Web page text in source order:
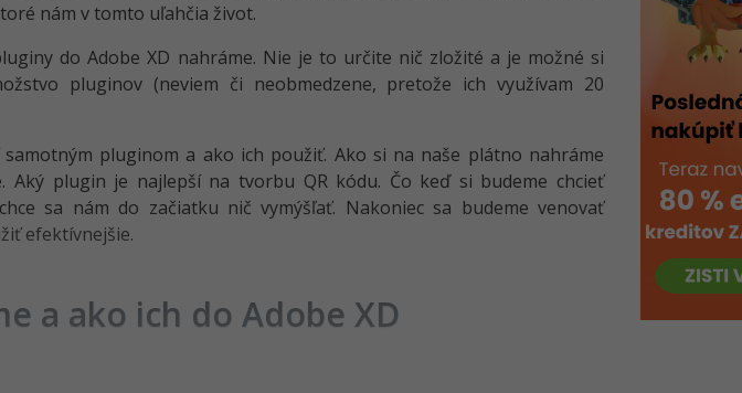
nám v tomto uľahčia život.
do Adobe XD nahráme. Nie je to určite nič zložité a je možné si
pluginov (neviem či neobmedzene, pretože ich využívam 20
pluginom a ako ich použiť. Ako si na naše plátno nahráme
Aký plugin je najlepší na tvorbu QR kódu. Čo keď si budeme chcieť
sa nám do začiatku nič vymýšľať. Nakoniec sa budeme venovať
efektívnejšie.
a ako ich do Adobe XD